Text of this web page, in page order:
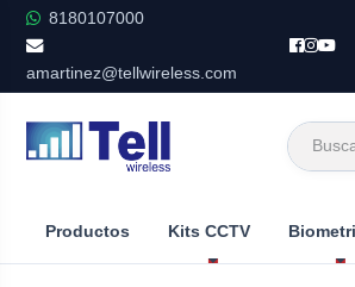
Ir al contenido
8180107000
amartinez@tellwireless.com
Productos Kits CCTV